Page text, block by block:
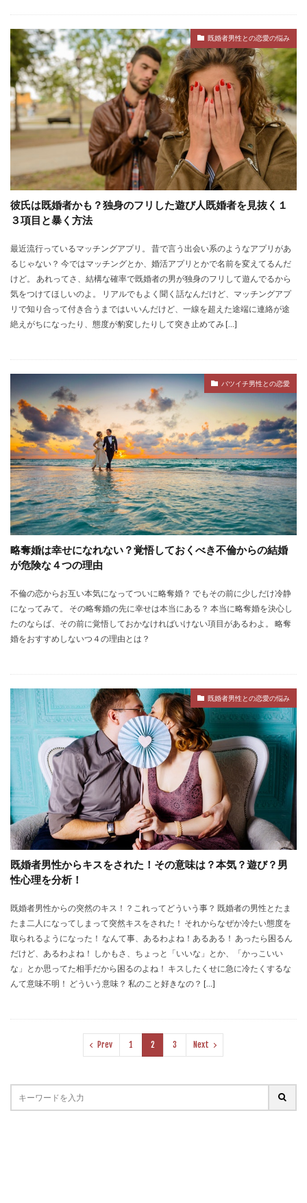
既婚者男性との恋愛の悩み
彼氏は既婚者かも？独身のフリした遊び人既婚者を見抜く１
３項目と暴く方法
最近流行っているマッチングアプリ。 昔で言う出会い系のようなアプリがあ
るじゃない？ 今ではマッチングとか、婚活アプリとかで名前を変えてるんだ
けど。 あれってさ、結構な確率で既婚者の男が独身のフリして遊んでるから
気をつけてほしいのよ。 リアルでもよく聞く話なんだけど、マッチングアプ
リで知り合って付き合うまではいいんだけど、一線を超えた途端に連絡が途
絶えがちになったり、態度が豹変したりして突き止めてみ […]
バツイチ男性との恋愛
略奪婚は幸せになれない？覚悟しておくべき不倫からの結婚
が危険な４つの理由
不倫の恋からお互い本気になってついに略奪婚？ でもその前に少しだけ冷静
になってみて。 その略奪婚の先に幸せは本当にある？ 本当に略奪婚を決心し
たのならば、その前に覚悟しておかなければいけない項目があるわよ。 略奪
婚をおすすめしないつ４の理由とは？
既婚者男性との恋愛の悩み
既婚者男性からキスをされた！その意味は？本気？遊び？男
性心理を分析！
既婚者男性からの突然のキス！？これってどういう事？ 既婚者の男性とたま
たま二人になってしまって突然キスをされた！ それからなぜか冷たい態度を
取られるようになった！ なんて事、あるわよね！あるある！ あったら困るん
だけど、あるわよね！ しかもさ、ちょっと「いいな」とか、「かっこいい
な」とか思ってた相手だから困るのよね！ キスしたくせに急に冷たくするな
んて意味不明！ どういう意味？ 私のこと好きなの？ […]
Prev 1 2 3 Next